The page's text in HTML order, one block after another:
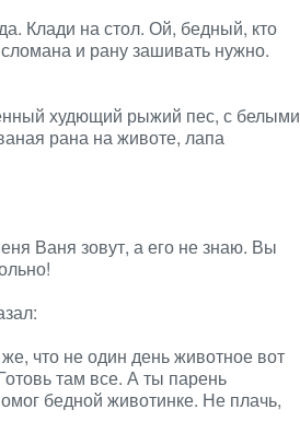
Клади на стол. Ой, бедный, кто
и рану зашивать нужно.
худющий рыжий пес, с белыми
рана на животе, лапа
Ваня зовут, а его не знаю. Вы
что не один день животное вот
там все. А ты парень
бедной животинке. Не плачь,